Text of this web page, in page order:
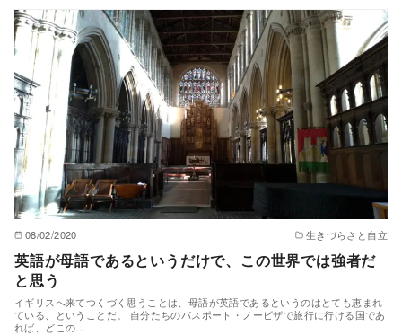
08/02/2020 生きづらさと自立
英語が母語であるというだけで、この世界では強者だ
と思う
イギリスへ来てつくづく思うことは、母語が英語であるというのはとても恵まれ
ている、ということだ。 自分たちのパスポート・ノービザで旅行に行ける国であ
れば、どこの…